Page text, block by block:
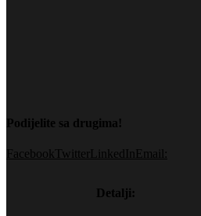
Podijelite sa drugima!
Facebook TwitterLinkedInEmail:
Detalji: